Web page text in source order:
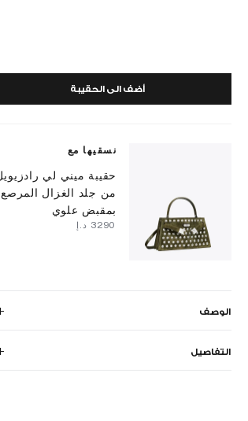
أضف الى الحقيبة
نسقيها مع
حقيبة ميني لي رادزيويل
من جلد الغزال المرصع
بمقبض علوي
الوصف
التفاصيل